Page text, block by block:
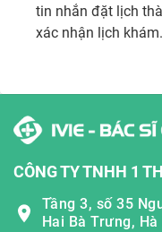
tin nhắn đặt lịch
xác nhận lịch khám.
CÔNG TY TNHH 1
Tầng 3, số 35
Hai Bà Trưng, Hà